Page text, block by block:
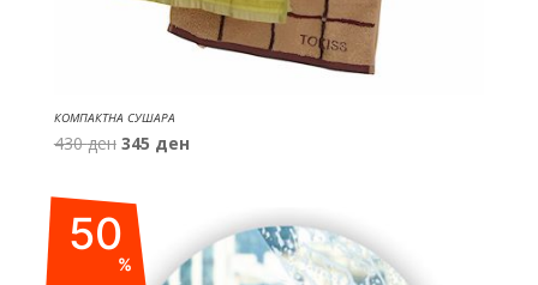
КОМПАКТНА СУШАРА
430ден Original
was:
430 ден.
345 денCurrent
345 ден.
50
%